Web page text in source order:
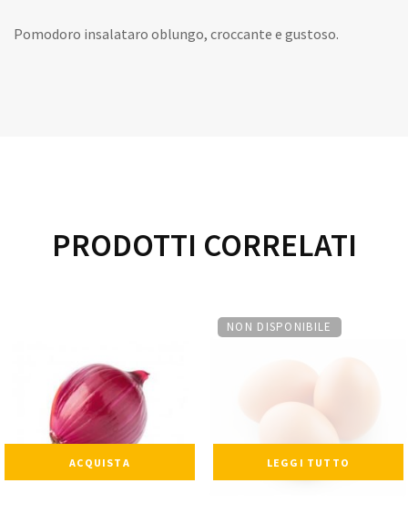
Pomodoro insalataro oblungo, croccante e gustoso.
PRODOTTI CORRELATI
ACQUISTA
NON DISPONIBILE
LEGGI TUTTO